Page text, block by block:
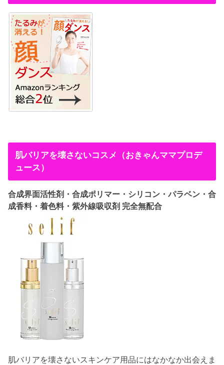
肌バリアを壊さないコスメ（おきゃんママプロデ
ュース）
合成界面活性剤・合成ポリマー・シリコン・パラベン・合
成香料・着色料・紫外線吸収剤 完全無配合
肌バリアを壊さないスキンケア用品にはなかなか出会えま